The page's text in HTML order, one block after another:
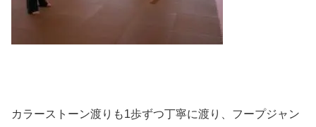
カラーストーン渡りも1歩ずつ丁寧に渡り、フープジャン